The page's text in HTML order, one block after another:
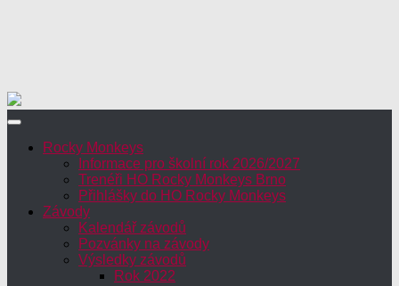
Rocky Monkeys
Informace pro školní rok 2026/2027
Trenéři HO Rocky Monkeys Brno
Přihlášky do HO Rocky Monkeys
Závody
Kalendář závodů
Pozvánky na závody
Výsledky závodů
Rok 2022